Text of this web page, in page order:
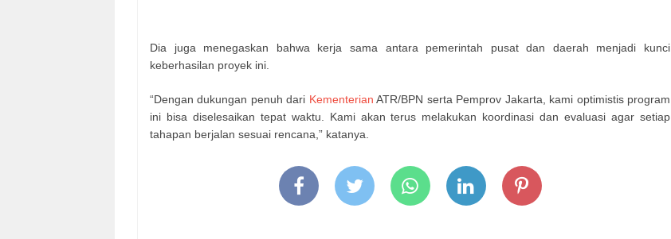
Dia juga menegaskan bahwa kerja sama antara pemerintah pusat dan daerah menjadi kunci
keberhasilan proyek ini.
“Dengan dukungan penuh dari Kementerian ATR/BPN serta Pemprov Jakarta, kami optimistis program
ini bisa diselesaikan tepat waktu. Kami akan terus melakukan koordinasi dan evaluasi agar setiap
tahapan berjalan sesuai rencana,” katanya.